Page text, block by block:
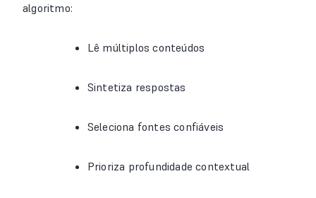
algoritmo:
Lê múltiplos conteúdos
Sintetiza respostas
Seleciona fontes confiáveis
Prioriza profundidade contextual